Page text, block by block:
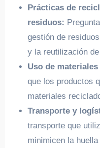
Prácticas de
residuos:
gestión de
y la reutilización
Uso de
que los productos
materiales
Transporte y
transporte que
minimicen la